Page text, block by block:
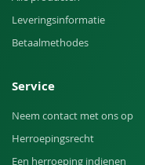
Leveringsinformatie
Betaalmethodes
Service
Neem contact met ons op
Herroepingsrecht
Een herroeping indienen